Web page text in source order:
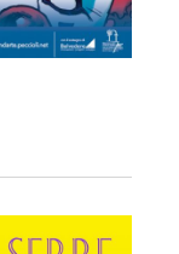
e
s
t
g
a
o
n